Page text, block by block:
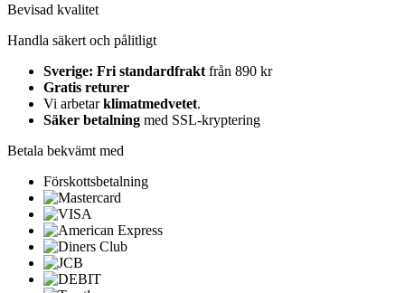
Bevisad kvalitet
Handla säkert och pålitligt
Sverige: Fri standardfrakt från 890 kr
Gratis returer
Vi arbetarklimatmedvetet.
Säker betalning med SSL-kryptering
Betala bekvämt med
Förskottsbetalning